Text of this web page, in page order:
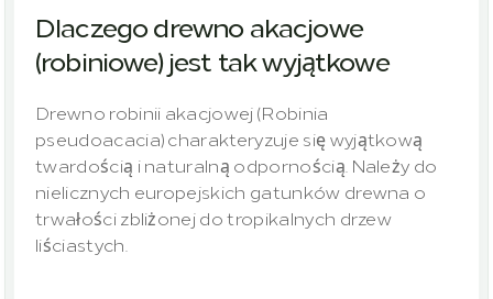
Dlaczego drewno akacjowe
(robiniowe) jest tak wyjątkowe
Drewno robinii akacjowej (Robinia
pseudoacacia) charakteryzuje się wyjątkową
twardością i naturalną odpornością. Należy do
nielicznych europejskich gatunków drewna o
trwałości zbliżonej do tropikalnych drzew
liściastych.